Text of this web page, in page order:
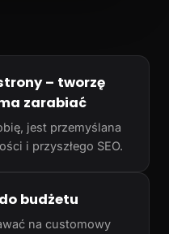
– tworzę
zarabiać
jest przemyślana
i przyszłego SEO.
budżetu
na customowy